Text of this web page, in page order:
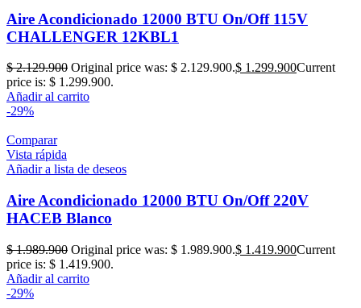
Aire Acondicionado 12000 BTU On/Off 115V
CHALLENGER 12KBL1
$2.129.900 Original price was: $ 2.129.900.$ 1.299.900Current
price is: $ 1.299.900.
Añadir al carrito
-29%
Comparar
Vista rápida
Añadir a lista de deseos
Aire Acondicionado 12000 BTU On/Off 220V
HACEB Blanco
$1.989.900 Original price was: $ 1.989.900.$ 1.419.900Current
price is: $ 1.419.900.
Añadir al carrito
-29%